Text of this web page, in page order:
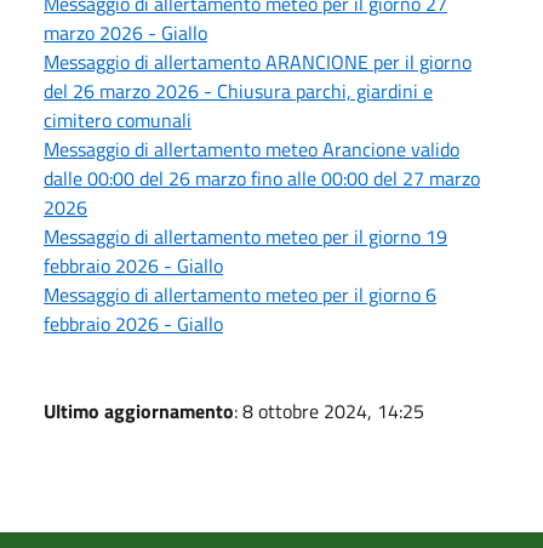
marzo 2026 - Giallo
Messaggio di allertamento ARANCIONE per il giorno
del 26 marzo 2026 - Chiusura parchi, giardini e
cimitero comunali
Messaggio di allertamento meteo Arancione valido
dalle 00:00 del 26 marzo fino alle 00:00 del 27 marzo
2026
Messaggio di allertamento meteo per il giorno 19
febbraio 2026 - Giallo
Messaggio di allertamento meteo per il giorno 6
febbraio 2026 - Giallo
Ultimo aggiornamento: 8 ottobre 2024, 14:25